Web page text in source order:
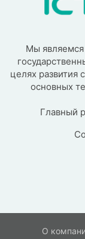
Мы
целях развития
основных
Главный
О